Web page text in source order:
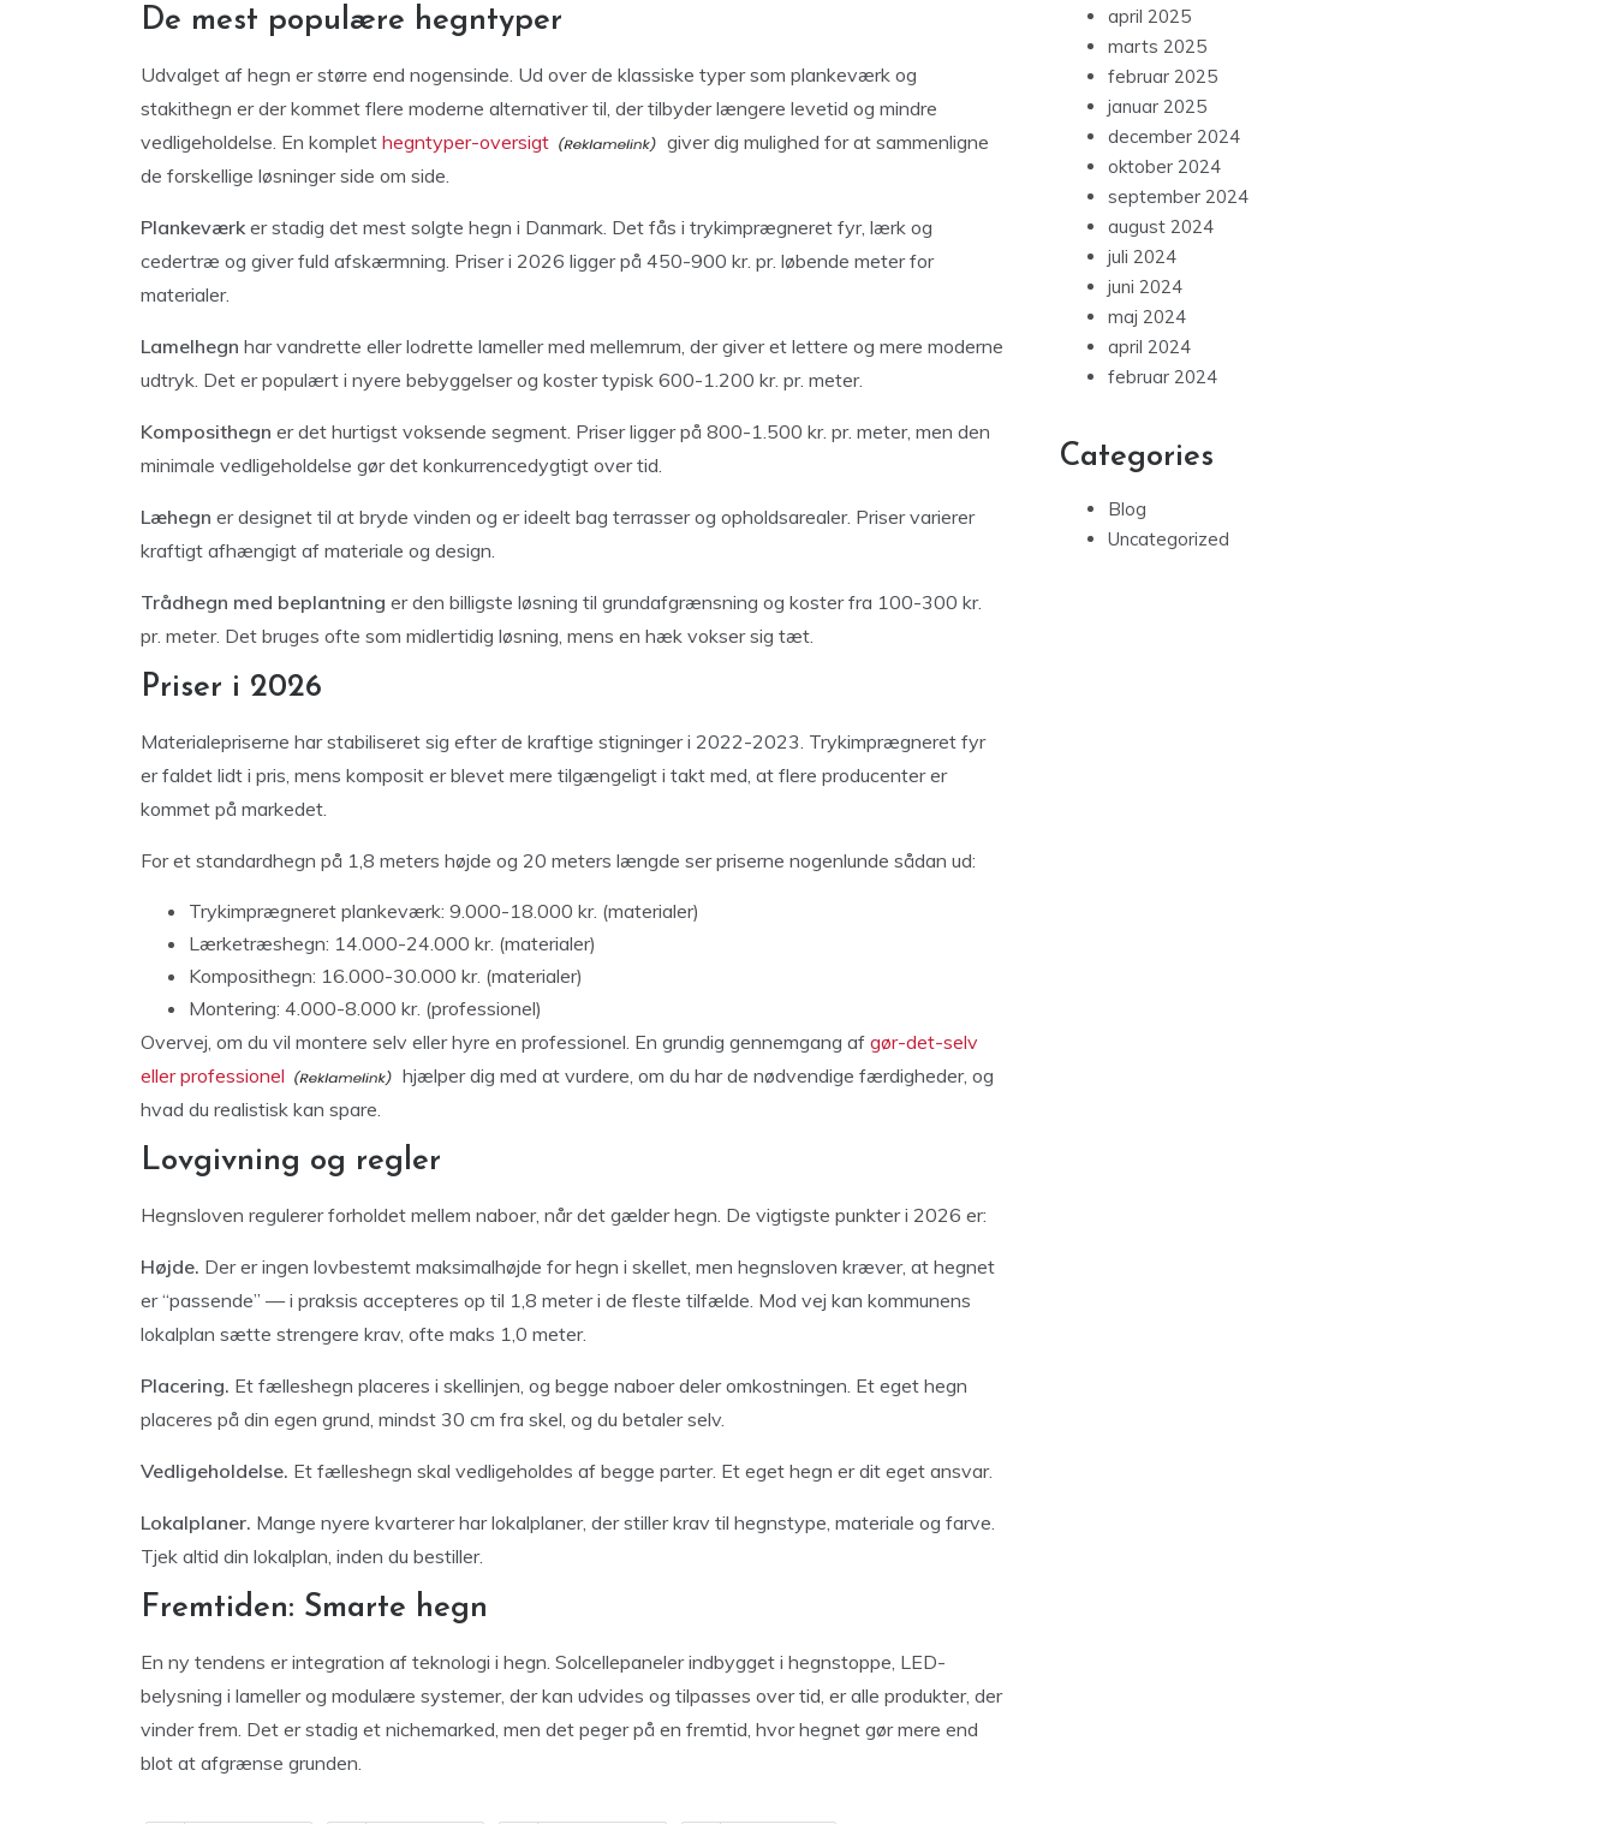
De mest populære hegntyper
Udvalget af hegn er større end nogensinde. Ud over de klassiske typer som plankeværk og
stakithegn er der kommet flere moderne alternativer til, der tilbyder længere levetid og mindre
vedligeholdelse. En komplet hegntyper-oversigt
giver dig mulighed for at sammenligne
de forskellige løsninger side om side.
Plankeværk er stadig det mest solgte hegn i Danmark. Det fås i trykimprægneret fyr, lærk og
cedertræ og giver fuld afskærmning. Priser i 2026 ligger på 450-900 kr. pr. løbende meter for
materialer.
Lamelhegn har vandrette eller lodrette lameller med mellemrum, der giver et lettere og mere moderne
udtryk. Det er populært i nyere bebyggelser og koster typisk 600-1.200 kr. pr. meter.
Komposithegn er det hurtigst voksende segment. Priser ligger på 800-1.500 kr. pr. meter, men den
minimale vedligeholdelse gør det konkurrencedygtigt over tid.
Læhegn er designet til at bryde vinden og er ideelt bag terrasser og opholdsarealer. Priser varierer
kraftigt afhængigt af materiale og design.
Trådhegn med beplantning er den billigste løsning til grundafgrænsning og koster fra 100-300 kr.
pr. meter. Det bruges ofte som midlertidig løsning, mens en hæk vokser sig tæt.
Priser i 2026
Materialepriserne har stabiliseret sig efter de kraftige stigninger i 2022-2023. Trykimprægneret fyr
er faldet lidt i pris, mens komposit er blevet mere tilgængeligt i takt med, at flere producenter er
kommet på markedet.
For et standardhegn på 1,8 meters højde og 20 meters længde ser priserne nogenlunde sådan ud:
Trykimprægneret plankeværk: 9.000-18.000 kr. (materialer)
Lærketræshegn: 14.000-24.000 kr. (materialer)
Komposithegn: 16.000-30.000 kr. (materialer)
Montering: 4.000-8.000 kr. (professionel)
Overvej, om du vil montere selv eller hyre en professionel. En grundig gennemgang af gør-det-selv
eller professionel
hjælper dig med at vurdere, om du har de nødvendige færdigheder, og
hvad du realistisk kan spare.
Lovgivning og regler
Hegnsloven regulerer forholdet mellem naboer, når det gælder hegn. De vigtigste punkter i 2026 er:
Højde. Der er ingen lovbestemt maksimalhøjde for hegn i skellet, men hegnsloven kræver, at hegnet
er “passende” — i praksis accepteres op til 1,8 meter i de fleste tilfælde. Mod vej kan kommunens
lokalplan sætte strengere krav, ofte maks 1,0 meter.
Placering. Et fælleshegn placeres i skellinjen, og begge naboer deler omkostningen. Et eget hegn
placeres på din egen grund, mindst 30 cm fra skel, og du betaler selv.
Vedligeholdelse. Et fælleshegn skal vedligeholdes af begge parter. Et eget hegn er dit eget ansvar.
Lokalplaner. Mange nyere kvarterer har lokalplaner, der stiller krav til hegnstype, materiale og farve.
Tjek altid din lokalplan, inden du bestiller.
Fremtiden: Smarte hegn
En ny tendens er integration af teknologi i hegn. Solcellepaneler indbygget i hegnstoppe, LED-
belysning i lameller og modulære systemer, der kan udvides og tilpasses over tid, er alle produkter, der
vinder frem. Det er stadig et nichemarked, men det peger på en fremtid, hvor hegnet gør mere end
blot at afgrænse grunden.
april 2025
marts 2025
februar 2025
januar 2025
december 2024
oktober 2024
september 2024
august 2024
juli 2024
juni 2024
maj 2024
april 2024
februar 2024
Categories
Blog
Uncategorized